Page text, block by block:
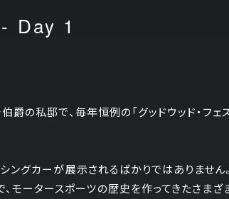
- Day 1
爵の私邸で、毎年恒例の「グッドウッド・フェ
ングカーが展示されるばかりではありません。
モータースポーツの歴史を作ってきたさまざ